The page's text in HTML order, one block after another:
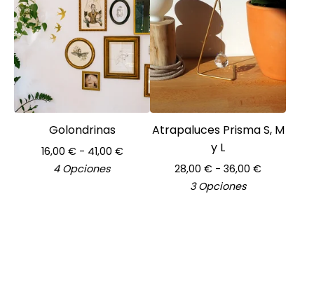
Golondrinas
16,00 €- 41,00 €
4 Opciones
Atrapaluces Prisma S, M
y L
28,00 € - 36,00 €
3 Opciones